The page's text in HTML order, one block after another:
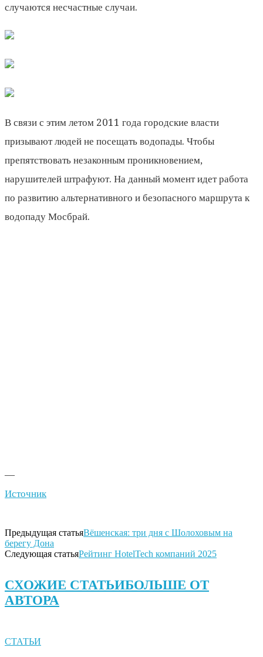
случаются несчастные случаи.
В связи с этим летом 2011 года городские власти
призывают людей не посещать водопады. Чтобы
препятствовать незаконным проникновением,
нарушителей штрафуют. На данный момент идет работа
по развитию альтернативного и безопасного маршрута к
водопаду Мосбрай.
—
Источник
Предыдущая статьяВёшенская: три дня с Шолоховым на
берегу Дона
Следующая статьяРейтинг HotelTech компаний 2025
СХОЖИЕ СТАТЬИБОЛЬШЕ ОТ
АВТОРА
СТАТЬИ